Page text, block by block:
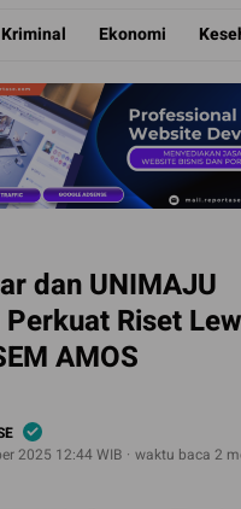
Reportase
Mengulas Fakta Di Balik Cerita
Ekonomi
dan UNIMAJU
Riset
AMOS
2025 12:44 WIB
waktu baca 2